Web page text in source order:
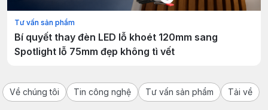
Tư vấn sản phẩm
Bí quyết thay đèn LED lỗ khoét 120mm sang
Spotlight lỗ 75mm đẹp không tì vết
Về chúng tôi Tin công nghệ Tư vấn sản phẩm Tải về